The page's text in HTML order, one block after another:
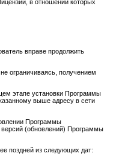
в отношении которых
вправе продолжить
ограничиваясь, получением
этапе установки Программы
выше адресу в сети
Программы
версий (обновлений) Программы
поздней из следующих дат: